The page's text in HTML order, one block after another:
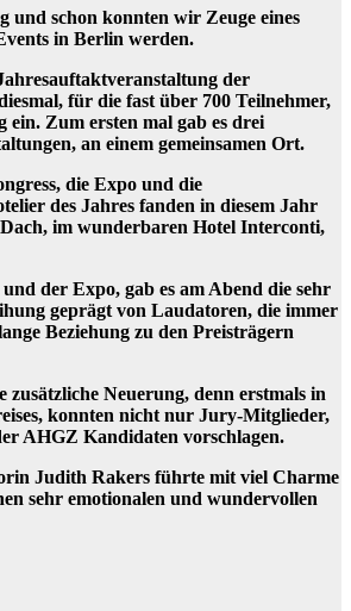
und schon konnten wir Zeuge eines
in Berlin werden.
der
für die fast über 700 Teilnehmer,
ein. Zum ersten mal gab es drei
an einem gemeinsamen Ort.
die Expo und die
des Jahres fanden in diesem Jahr
im wunderbaren Hotel Interconti,
der Expo, gab es am Abend die sehr
geprägt von Laudatoren, die immer
Beziehung zu den Preisträgern
zusätzliche Neuerung, denn erstmals in
konnten nicht nur Jury-Mitglieder,
AHGZ Kandidaten vorschlagen.
Judith Rakers führte mit viel Charme
sehr emotionalen und wundervollen